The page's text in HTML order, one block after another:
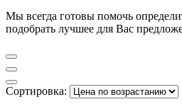
Мы всегда готовы помочь
подобрать лучшее для Вас
Сортировка: